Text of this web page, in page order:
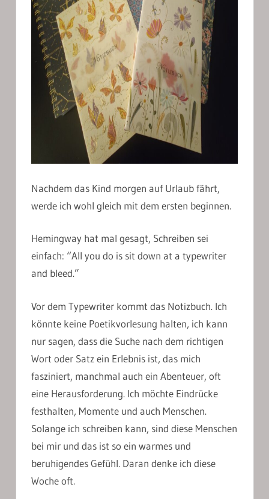
Nachdem das Kind morgen auf Urlaub fährt,
werde ich wohl gleich mit dem ersten beginnen.
Hemingway hat mal gesagt, Schreiben sei
einfach: “All you do is sit down at a typewriter
and bleed.”
Vor dem Typewriter kommt das Notizbuch. Ich
könnte keine Poetikvorlesung halten, ich kann
nur sagen, dass die Suche nach dem richtigen
Wort oder Satz ein Erlebnis ist, das mich
fasziniert, manchmal auch ein Abenteuer, oft
eine Herausforderung. Ich möchte Eindrücke
festhalten, Momente und auch Menschen.
Solange ich schreiben kann, sind diese Menschen
bei mir und das ist so ein warmes und
beruhigendes Gefühl. Daran denke ich diese
Woche oft.